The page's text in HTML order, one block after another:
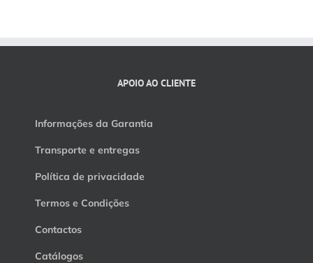
APOIO AO CLIENTE
Informações da Garantia
Transporte e entregas
Política de privacidade
Termos e Condições
Contactos
Catálogos